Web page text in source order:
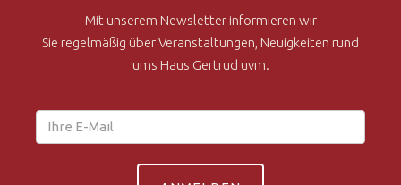
Mit unserem Newsletter informieren wir
Sie regelmäßig über Veranstaltungen, Neuigkeiten rund
ums Haus Gertrud uvm.